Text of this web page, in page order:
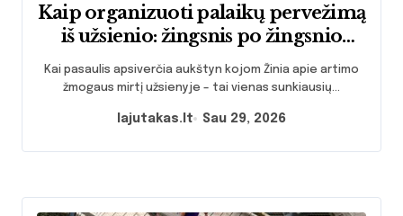
Kaip organizuoti palaikų pervežimą
iš užsienio: žingsnis po žingsnio
vadovas šeimoms netekties
akimirką
Kai pasaulis apsiverčia aukštyn kojom Žinia apie artimo
žmogaus mirtį užsienyje – tai vienas sunkiausių...
lajutakas.lt Sau 29, 2026